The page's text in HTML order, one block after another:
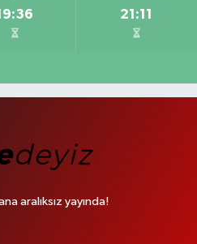
21:11
aralıksız yayında!